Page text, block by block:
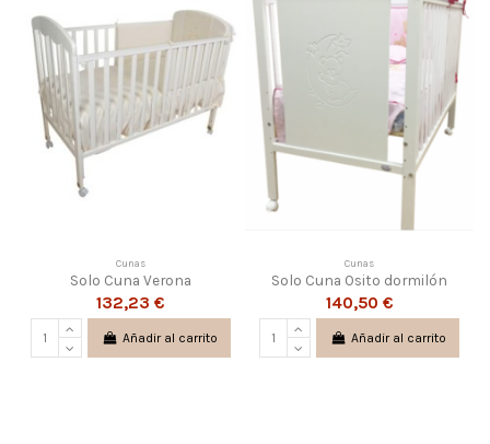
Cunas
Solo Cuna Verona
132,23 €
Añadir al carrito
Cunas
Solo Cuna Osito dormilón
140,50 €
Añadir al carrito